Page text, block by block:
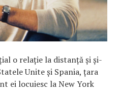
o relație la distanță și și-
Unite și Spania, țara
ei locuiesc la New York